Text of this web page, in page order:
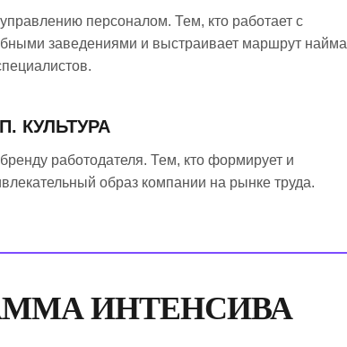
персоналом. Тем, кто работает с
заведениями и выстраивает маршрут найма
КУЛЬТУРА
работодателя. Тем, кто формирует и
образ компании на рынке труда.
ИНТЕНСИВА